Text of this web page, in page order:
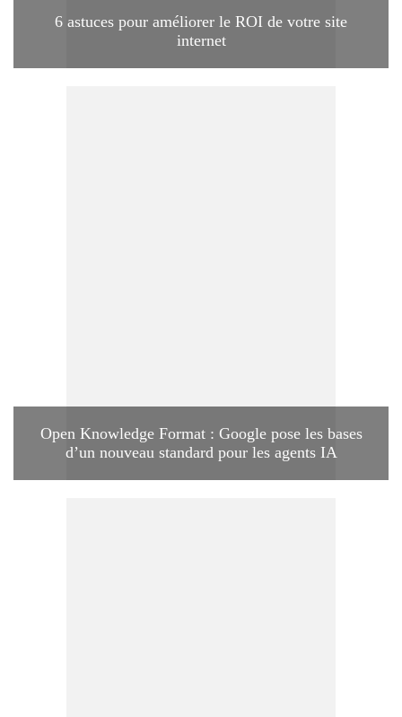
6 astuces pour améliorer le ROI de votre site
internet
Open Knowledge Format : Google pose les bases
d’un nouveau standard pour les agents IA